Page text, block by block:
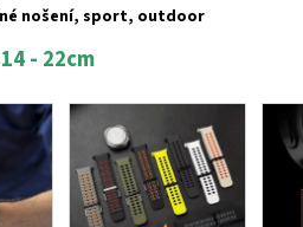
nošení, sport, outdoor
- 22cm